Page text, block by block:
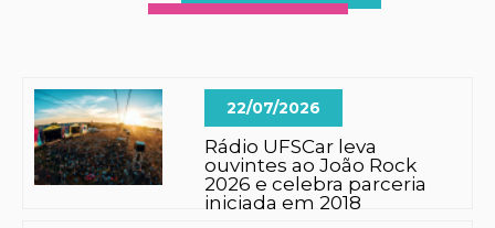
22/07/2026
Rádio UFSCar leva
ouvintes ao João Rock
2026 e celebra parceria
iniciada em 2018